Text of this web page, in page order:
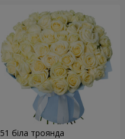
51 біла троянда